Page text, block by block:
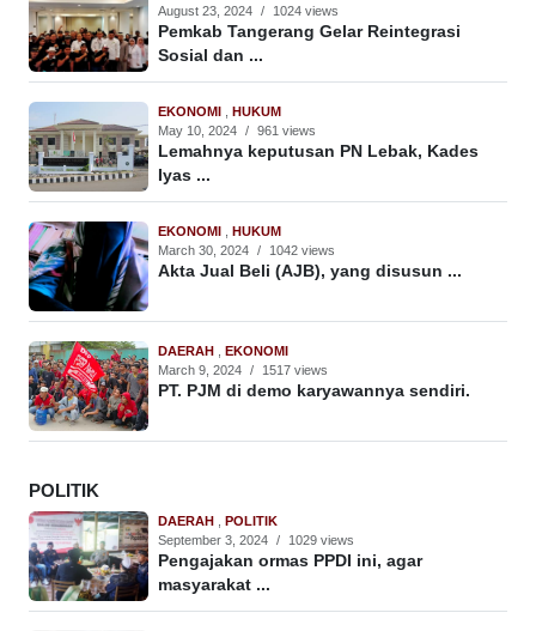
August 23, 2024 / 1024 views
Pemkab Tangerang Gelar Reintegrasi
Sosial dan ...
EKONOMI
HUKUM
May 10, 2024 / 961 views
Lemahnya keputusan PN Lebak, Kades
Iyas ...
EKONOMI
HUKUM
March 30, 2024 / 1042 views
Akta Jual Beli (AJB), yang disusun ...
DAERAH
EKONOMI
March 9, 2024 / 1517 views
PT. PJM di demo karyawannya sendiri.
POLITIK
DAERAH
POLITIK
September 3, 2024 / 1029 views
Pengajakan ormas PPDI ini, agar
masyarakat ...